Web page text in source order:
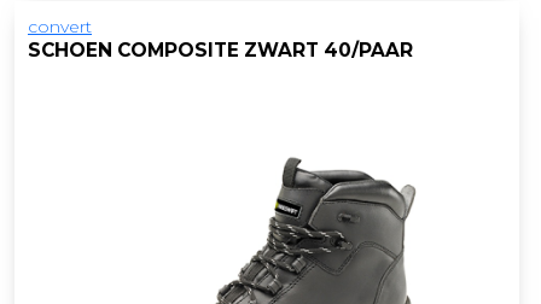
convert
SCHOEN COMPOSITE ZWART 40/PAAR